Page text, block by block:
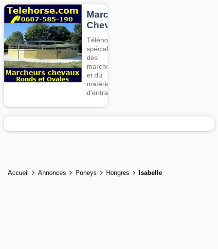
Marcheurs
Chevaux
Téléhorse,
spécialiste
des
marcheurs
et du
matériel
d’entrainement
Accueil Annonces Poneys Hongres Isabelle